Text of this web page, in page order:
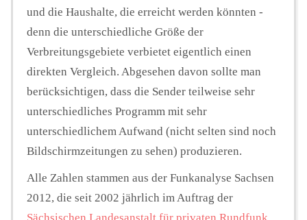
und die Haushalte, die erreicht werden könnten -
denn die unterschiedliche Größe der
Verbreitungsgebiete verbietet eigentlich einen
direkten Vergleich. Abgesehen davon sollte man
berücksichtigen, dass die Sender teilweise sehr
unterschiedliches Programm mit sehr
unterschiedlichem Aufwand (nicht selten sind noch
Bildschirmzeitungen zu sehen) produzieren.
Alle Zahlen stammen aus der Funkanalyse Sachsen
2012, die seit 2002 jährlich im Auftrag der